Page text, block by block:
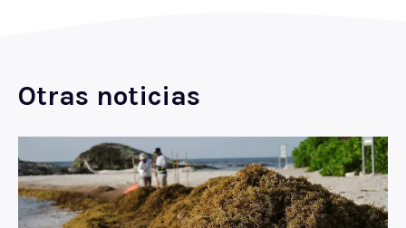
Otras noticias